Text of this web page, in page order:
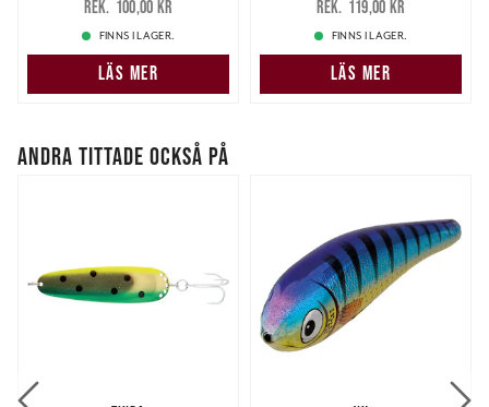
information som du har tillhandahållit eller som de har
samlat in när du har använt deras tjänster.
100,00 kr
100,00 kr
FINNS I LAGER.
LÄS MER
119,00 kr
119,00 kr
FINNS I LAGER.
LÄS MER
ANDRA TITTADE OCKSÅ PÅ